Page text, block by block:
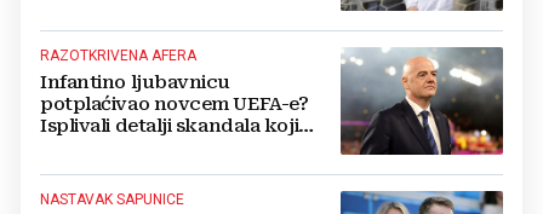
RAZOTKRIVENA AFERA
Infantino ljubavnicu
potplaćivao novcem UEFA-e?
Isplivali detalji skandala koji
NASTAVAK SAPUNICE